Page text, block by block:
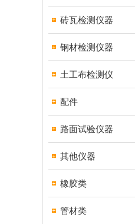
砖瓦检测仪器
钢材检测仪器
土工布检测仪
配件
路面试验仪器
其他仪器
橡胶类
管材类